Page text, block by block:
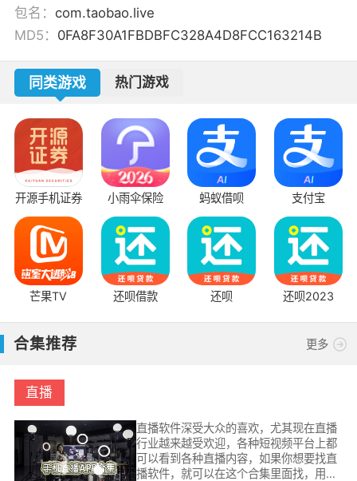
包名： com.taobao.live
MD5： 0FA8F30A1FBDBFC328A4D8FCC163214B
同类游戏 热门游戏
开源手机证券 小雨伞保险 蚂蚁借呗 支付宝
芒果TV 还呗借款 还呗 还呗2023
合集推荐 更多
直播
直播软件深受大众的喜欢，尤其现在直播
行业越来越受欢迎，各种短视频平台上都
可以看到各种直播内容，如果你想要找直
播软件，就可以在这个合集里面找，用户